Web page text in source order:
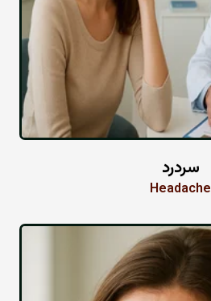
سردرد
Headache